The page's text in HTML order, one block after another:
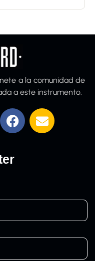
a la comunidad de
a este instrumento.